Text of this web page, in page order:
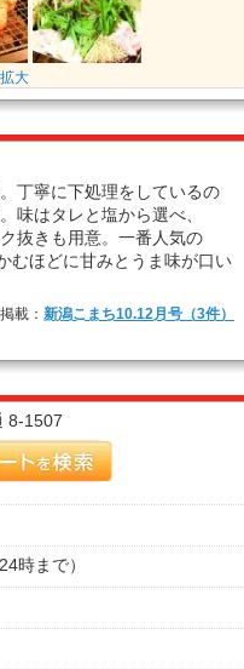
大
丁寧に下処理をしているの
味はタレと塩から選べ、
抜きも用意。一番人気の
むほどに甘みとうま味が口い
載： 新潟こまち10.12月号（3件）
8-1507
時まで）